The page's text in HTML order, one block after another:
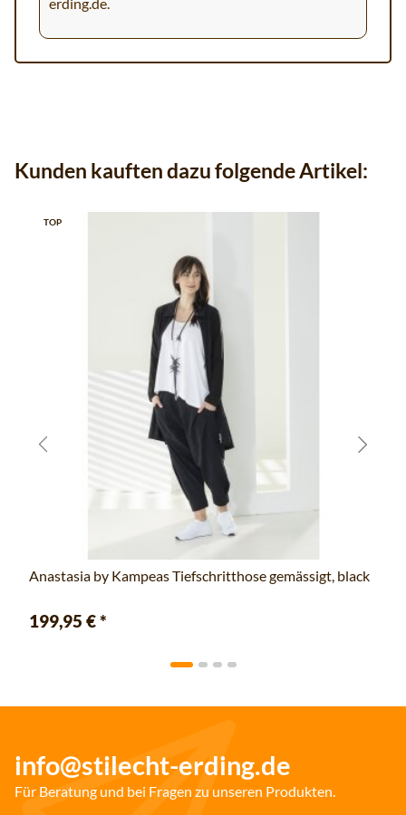
Kunden kauften dazu folgende Artikel:
TOP
Anastasia by Kampeas Tiefschritthose gemässigt, black
199,95 €*
info@stilecht-erding.de
Für Beratung und bei Fragen zu unseren Produkten.